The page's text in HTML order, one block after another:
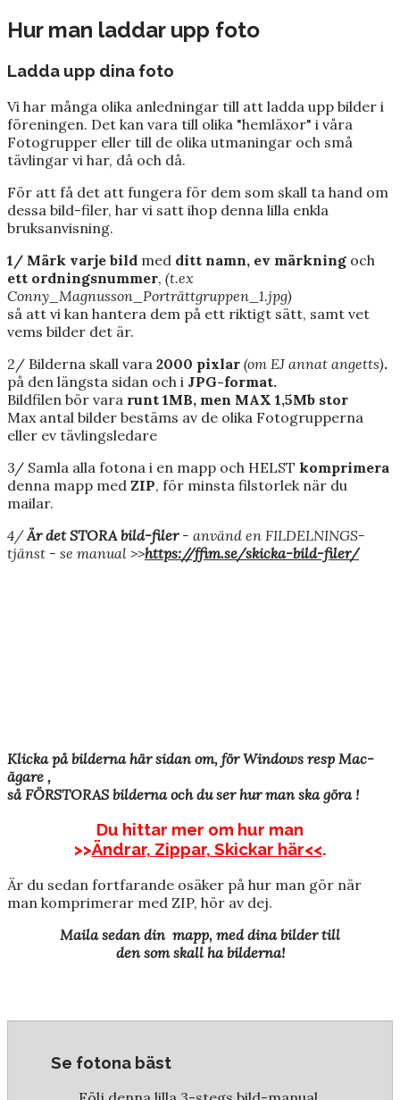
Hur man laddar upp foto
Ladda upp dina foto
Vi har många olika anledningar till att ladda upp bilder i
föreningen. Det kan vara till olika "hemläxor" i våra
Fotogrupper eller till de olika utmaningar och små
tävlingar vi har, då och då.
För att få det att fungera för dem som skall ta hand om
dessa bild-filer, har vi satt ihop denna lilla enkla
bruksanvisning.
1/ Märk varje bild med ditt namn, ev märkning och
ett ordningsnummer, (t.ex
Conny_Magnusson_Porträttgruppen_1.jpg)
så att vi kan hantera dem på ett riktigt sätt, samt vet
vems bilder det är.
2/ Bilderna skall vara 2000 pixlar (om EJ annat angetts).
på den längsta sidan och i JPG-format.
Bildfilen bör vara runt 1MB, men MAX 1,5Mb stor
Max antal bilder bestäms av de olika Fotogrupperna
eller ev tävlingsledare
3/ Samla alla fotona i en mapp och HELST komprimera
denna mapp med ZIP, för minsta filstorlek när du
mailar.
4/Är det STORA bild-filer- använd en FILDELNINGS-
tjänst - se manual >>https://ffim.se/skicka-bild-filer/
Klicka på bilderna här sidan om, för Windows resp Mac-
ägare ,
så FÖRSTORAS bilderna och du ser hur man ska göra !
Du hittar mer om hur man
>>Ändrar, Zippar, Skickar här<<.
Är du sedan fortfarande osäker på hur man gör när
man komprimerar med ZIP, hör av dej.
Maila sedan din mapp, med dina bildertill
den som skall ha bilderna!
Se fotona bäst